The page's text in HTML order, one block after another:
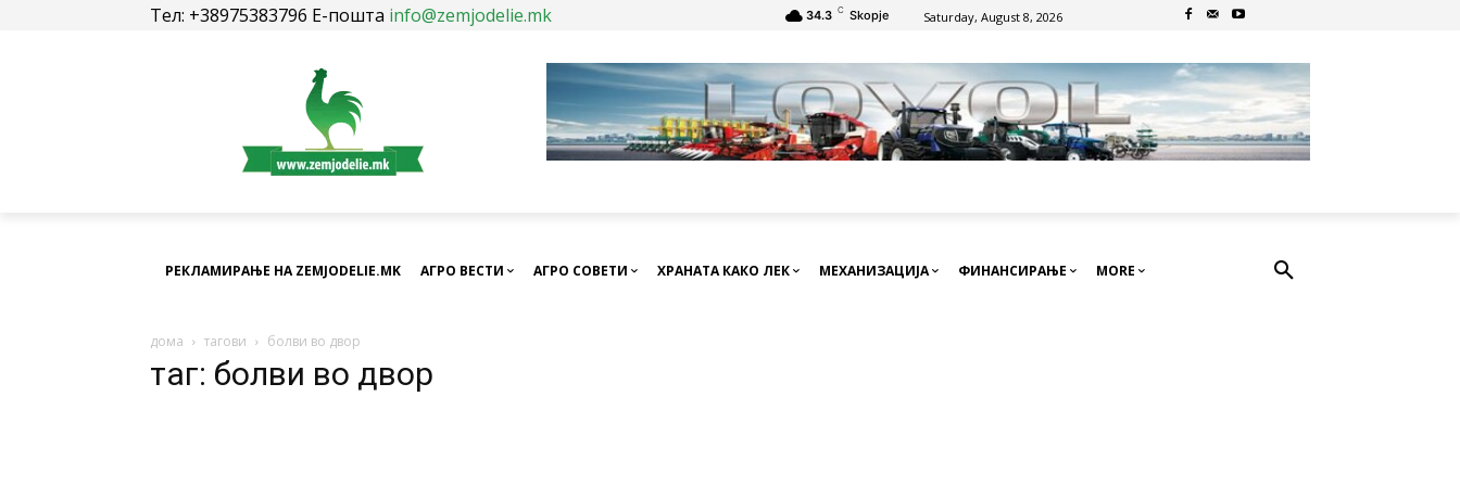
Тел: +38975383796 Е-пошта info@zemjodelie.mk 34.3 C Skopje Saturday, August 8, 2026
РЕКЛАМИРАЊЕ НА ZEMJODELIE.MK АГРО ВЕСТИ АГРО СОВЕТИ ХРАНАТА КАКО ЛЕК МЕХАНИЗАЦИЈА ФИНАНСИРАЊЕ MORE
дома тагови болви во двор
таг: болви во двор